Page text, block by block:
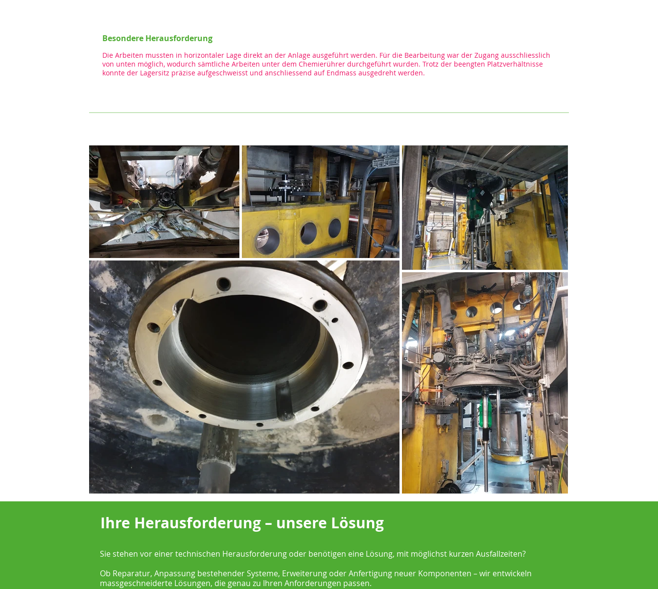
Besondere Herausforderung
Die Arbeiten mussten in horizontaler Lage direkt an der Anlage ausgeführt werden. Für die Bearbeitung war der Zugang ausschliesslich
von unten möglich, wodurch sämtliche Arbeiten unter dem Chemierührer durchgeführt wurden. Trotz der beengten Platzverhältnisse
konnte der Lagersitz präzise aufgeschweisst und anschliessend auf Endmass ausgedreht werden.
Ihre Herausforderung – unsere Lösung
Sie stehen vor einer technischen Herausforderung oder benötigen eine Lösung, mit möglichst kurzen Ausfallzeiten?
Ob Reparatur, Anpassung bestehender Systeme, Erweiterung oder Anfertigung neuer Komponenten – wir entwickeln
massgeschneiderte Lösungen, die genau zu Ihren Anforderungen passen.